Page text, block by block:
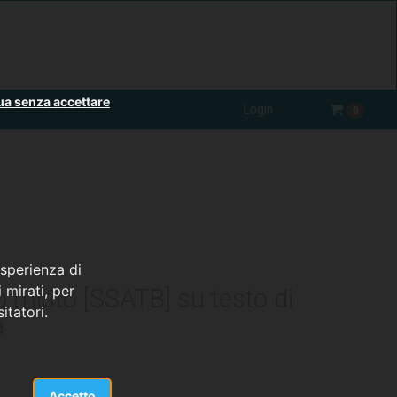
di
mirati, per
senza accettare
[SSATB] su testo di